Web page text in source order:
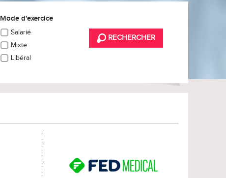
Mode d'exercice
Salarié
Mixte
Libéral
RECHERCHER